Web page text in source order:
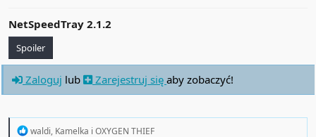
NetSpeedTray 2.1.2
Spoiler
Zaloguj lub Zarejestruj się aby zobaczyć!
R
waldi, Kamelka i OXYGEN THIEF